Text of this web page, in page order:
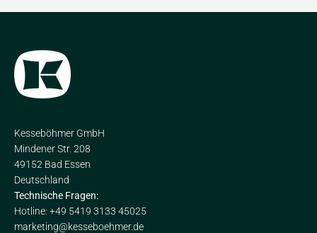
Kesseböhmer GmbH
Mindener Str. 208
49152 Bad Essen
Deutschland
Technische Fragen:
Hotline: +49 5419 3133 45025
marketing@kesseboehmer.de